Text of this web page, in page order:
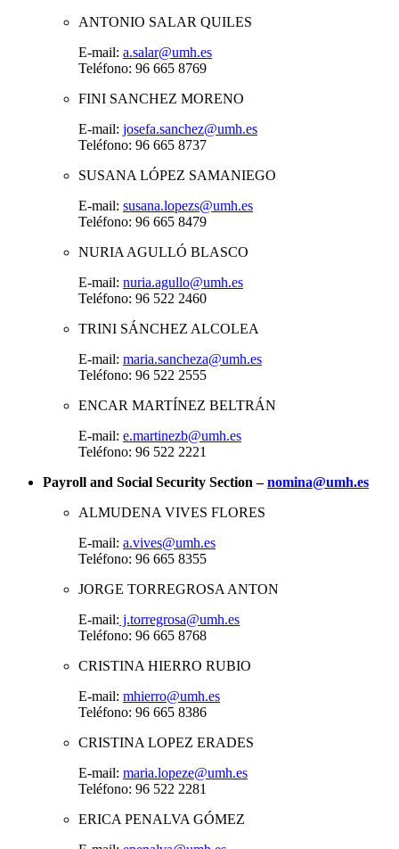
ANTONIO SALAR QUILES
E-mail: a.salar@umh.es
Teléfono: 96 665 8769
FINI SANCHEZ MORENO
E-mail: josefa.sanchez@umh.es
Teléfono: 96 665 8737
SUSANA LÓPEZ SAMANIEGO
E-mail: susana.lopezs@umh.es
Teléfono: 96 665 8479
NURIA AGULLÓ BLASCO
E-mail: nuria.agullo@umh.es
Teléfono: 96 522 2460
TRINI SÁNCHEZ ALCOLEA
E-mail: maria.sancheza@umh.es
Teléfono: 96 522 2555
ENCAR MARTÍNEZ BELTRÁN
E-mail: e.martinezb@umh.es
Teléfono: 96 522 2221
Payroll and Social Security Section –nomina@umh.es
ALMUDENA VIVES FLORES
E-mail: a.vives@umh.es
Teléfono: 96 665 8355
JORGE TORREGROSA ANTON
E-mail: j.torregrosa@umh.es
Teléfono: 96 665 8768
CRISTINA HIERRO RUBIO
E-mail: mhierro@umh.es
Teléfono: 96 665 8386
CRISTINA LOPEZ ERADES
E-mail: maria.lopeze@umh.es
Teléfono: 96 522 2281
ERICA PENALVA GÓMEZ